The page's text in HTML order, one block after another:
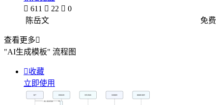
 611  22  0
陈岳文
免费
查看更多
"AI生成模板" 流程图
收藏
立即使用